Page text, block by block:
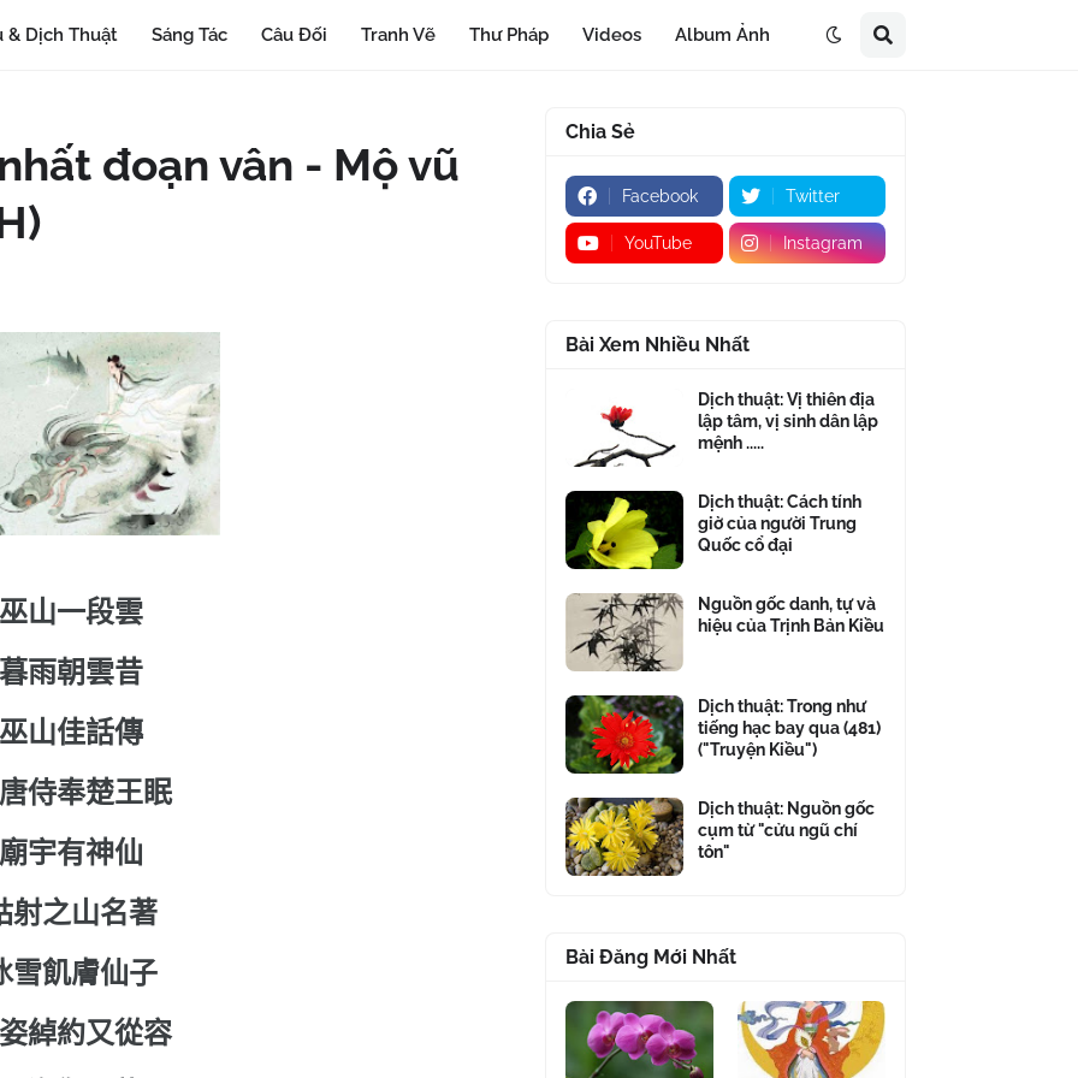
& Dịch Thuật Sáng Tác Câu Đối Tranh Vẽ Thư Pháp Videos Album Ảnh
đoạn vân - Mộ vũ
巫山一段雲
暮雨朝雲昔
巫山佳話傳
侍奉楚王眠
廟宇有神仙
射之山名著
雪飢膚仙子
綽約又從容
Chia Sẻ
Facebook Twitter
YouTube Instagram
Bài Xem Nhiều Nhất
Dịch thuật: Vị thiên địa
lập tâm, vị sinh dân lập
mệnh .....
Dịch thuật: Cách tính
giờ của người Trung
Quốc cổ đại
Nguồn gốc danh, tự và
hiệu của Trịnh Bản Kiều
Dịch thuật: Trong như
tiếng hạc bay qua (481)
("Truyện Kiều")
Dịch thuật: Nguồn gốc
cụm từ "cửu ngũ chí
tôn"
Bài Đăng Mới Nhất